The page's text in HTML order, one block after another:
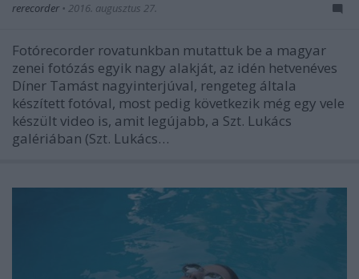
rerecorder • 2016. augusztus 27.
Fotórecorder rovatunkban mutattuk be a magyar
zenei fotózás egyik nagy alakját, az idén hetvenéves
Díner Tamást nagyinterjúval, rengeteg általa
készített fotóval, most pedig következik még egy vele
készült video is, amit legújabb, a Szt. Lukács
galériában (Szt. Lukács…